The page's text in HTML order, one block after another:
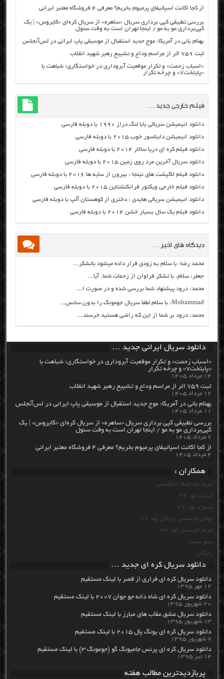
از کجا اکانت اسپاتیفای پرمیوم بخریم؟ معرفی ۴ فروشگاه معتبر ایرانی
بررسی تطبیقی کپی برداری سریال «ساهره» از سریال کره‌ای «کایروس» | یک
کپی‌برداری مو به مو / اینجا تهران است به وقت سئول
بهنام بانی در آمریکا: موج جدید استقبال از موسیقی پاپ ایرانی در لس‌آنجلس
ثبت ۷۵۹ اثر از مراسم وداع و تشییع رهبر شهید انقلاب
«اسباب زحمت» و تکرار موقعیت آبروداری در خواستگاری؛ شباهت با
«پایتخت۷» و چرخه تکرار
فیلم خارجی جدید …
دانلود انیمیشن سریالی بابا لنگ دراز ۱۹۹۰ با دوبله فارسی
دانلود انیمیشن دایناسور خوب ۲۰۱۵ با دوبله فارسی
دانلود فیلم کره ای دریا سالار ۲۰۱۴ با دوبله فارسی
دانلود سریال آخرین مرد روی زمین ۲۰۱۵ با دوبله فارسی
دانلود فیلم لاکپشت های نینجا : بیرون از سایه ها ۲۰۱۶ با دوبله فارسی
دانلود فیلم خارجی ویکتور فرانکنشتاین ۲۰۱۵ با دوبله فارسی
دانلود انیمیشن سریالی هایدی : دختری از کوهستان آلپ با دوبله فارسی
دانلود فیلم یک سال بسیار خشن ۲۰۱۴ با دوبله فارسی
دیدگاه های اخیر …
محمد رضا: با سلام به زودی قرار داده میشود باتشکر...
جعفر: سلام. با تشکر فراوان از زحمات شما. آیا...
محمد: درود پیشنهاد شما بررسی شده و در صورت ا...
Mohammad: با سلام لطفا سریال جومونگ را بدون سانس...
محمد: درود بر شما از این که راضی هستید خرسند...
دانلود سریال ایرانی جدید …
«اسباب زحمت» و تکرار موقعیت آبروداری در خواستگاری؛ شباهت با
«پایتخت۷» و چرخه تکرار
۱۴ مرداد ۱۴۰۵
ثبت ۷۵۹ اثر از مراسم وداع و تشییع رهبر شهید انقلاب
۱۲ مرداد ۱۴۰۵
بهنام بانی در آمریکا: موج جدید استقبال از موسیقی پاپ ایرانی در لس‌آنجلس
۱۱ مرداد ۱۴۰۵
بررسی تطبیقی کپی برداری سریال «ساهره» از سریال کره‌ای «کایروس» | یک
کپی‌برداری مو به مو / اینجا تهران است به وقت سئول
۷ مرداد ۱۴۰۵
از کجا اکانت اسپاتیفای پرمیوم بخریم؟ معرفی ۴ فروشگاه معتبر ایرانی
۴ مرداد ۱۴۰۵
همکاران :
خرید بک لینک انگلیسی
آپدیت نود 32
پسورد نود 32
اوکلی لایسنس رایگان نود 32
خرید لایسنس نود 32
سئو سایت
رایگان
دانلود سریال کره ای جدید …
دانلود سریال کره ای فراری از قصر با لینک مستقیم
۱۲ مهر ۱۳۹۵
دانلود سریال کره ای شاه دائه جو جوان ۲۰۰۷ با لینک مستقیم
۲۰ شهریور ۱۳۹۵
دانلود سریال عشق عقاب های مبارز با لینک مستقیم
۱۳ شهریور ۱۳۹۵
دانلود سریال کره ای یونگ پال ۲۰۱۵ با لینک مستقیم
۷ شهریور ۱۳۹۵
دانلود سریال کره ای پرنس جامیونگ گو (جومونگ ۳) با لینک مستقیم
۱۴ تیر ۱۳۹۵
پربازدیدترین مطالب هفته